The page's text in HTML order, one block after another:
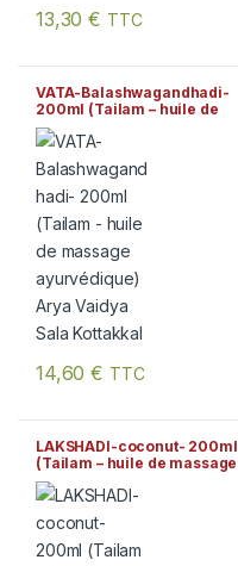
13,30€ TTC
VATA-Balashwagandhadi-
200ml (Tailam – huile de
massage ayurvédique) Arya
Vaidya Sala Kottakkal
14,60€ TTC
LAKSHADI-coconut- 200ml
(Tailam – huile de massage
ayurvédique) Arya Vaidya
Sala Kottakkal